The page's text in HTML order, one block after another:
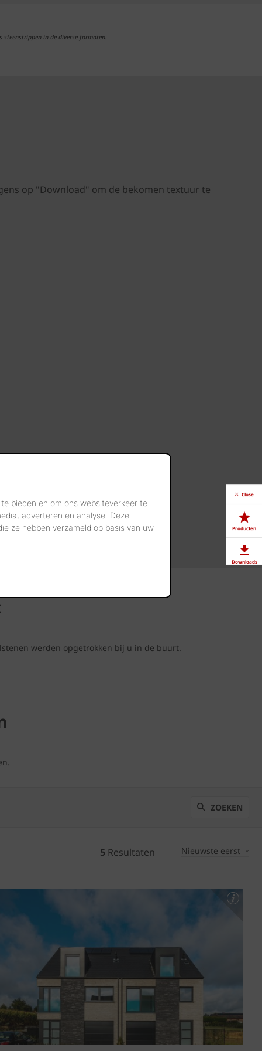
bieden en om ons websiteverkeer te
adverteren en analyse. Deze
ze hebben verzameld op basis van uw
in de diverse formaten.
op "Download" om de bekomen textuur te
werden opgetrokken bij u in de buurt.
ZOEKEN
5 Resultaten Nieuwste eerst
Close
Producten
Downloads